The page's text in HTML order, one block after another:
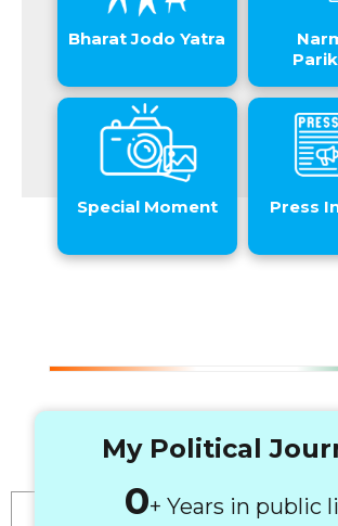
Bharat Jodo Yatra
Special Moment Press
My Political
+ Years in public